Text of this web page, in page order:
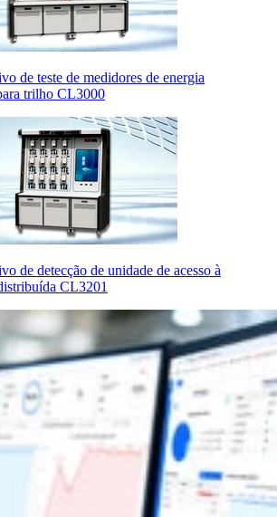
de teste de medidores de energia
trilho CL3000
de detecção de unidade de acesso à
CL3201